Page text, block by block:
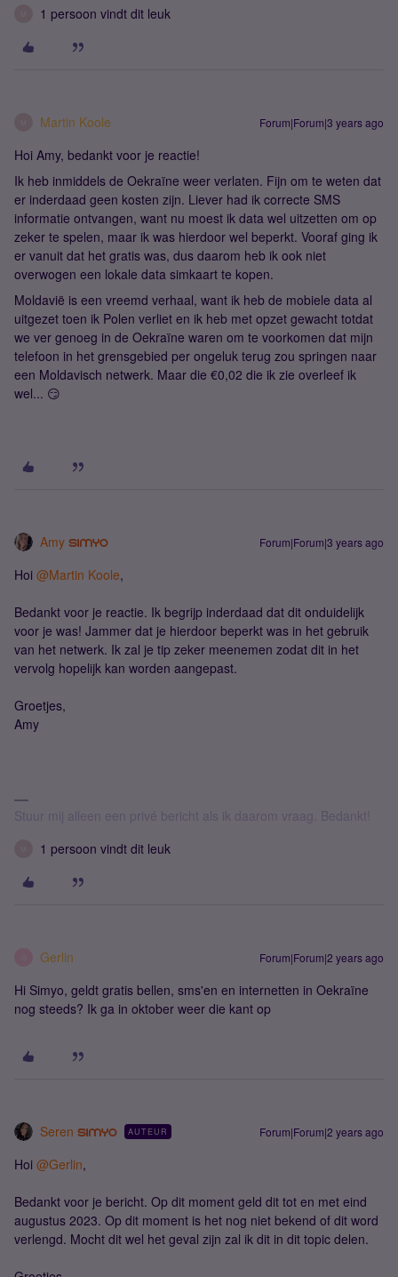
1 persoon vindt dit leuk
Martin Koole Forum|Forum|3 years ago
Hoi Amy, bedankt voor je reactie!
Ik heb inmiddels de Oekraïne weer verlaten. Fijn om te weten dat
er inderdaad geen kosten zijn. Liever had ik correcte SMS
informatie ontvangen, want nu moest ik data wel uitzetten om op
zeker te spelen, maar ik was hierdoor wel beperkt. Vooraf ging ik
er vanuit dat het gratis was, dus daarom heb ik ook niet
overwogen een lokale data simkaart te kopen.
Moldavië is een vreemd verhaal, want ik heb de mobiele data al
uitgezet toen ik Polen verliet en ik heb met opzet gewacht totdat
we ver genoeg in de Oekraïne waren om te voorkomen dat mijn
telefoon in het grensgebied per ongeluk terug zou springen naar
een Moldavisch netwerk. Maar die €0,02 die ik zie overleef ik
wel... 😏
Amy Forum|Forum|3 years ago
Hoi @Martin Koole,
Bedankt voor je reactie. Ik begrijp inderdaad dat dit onduidelijk
voor je was! Jammer dat je hierdoor beperkt was in het gebruik
van het netwerk. Ik zal je tip zeker meenemen zodat dit in het
vervolg hopelijk kan worden aangepast.
Groetjes,
Amy
Stuur mij alleen een privé bericht als ik daarom vraag. Bedankt!
1 persoon vindt dit leuk
Gerlin Forum|Forum|2 years ago
Hi Simyo, geldt gratis bellen, sms'en en internetten in Oekraïne
nog steeds? Ik ga in oktober weer die kant op
Seren AUTEUR Forum|Forum|2 years ago
Hoi @Gerlin,
Bedankt voor je bericht. Op dit moment geld dit tot en met eind
augustus 2023. Op dit moment is het nog niet bekend of dit word
verlengd. Mocht dit wel het geval zijn zal ik dit in dit topic delen.